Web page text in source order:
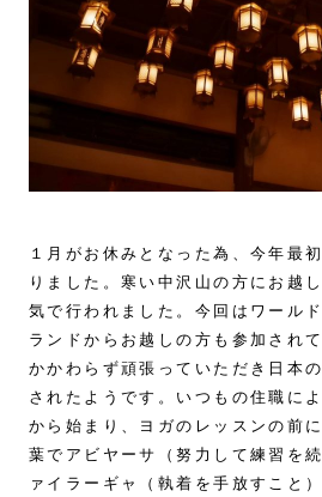
１月がお休みとなった為、今年最
りました。寒い中沢山の方にお越
気で行われました。今回はワール
ランドからお越しの方も参加され
かかわらず頑張っていただき日本
されたようです。いつもの住職に
から始まり、ヨガのレッスンの前
葉でアビヤーサ（努力して練習を
ァイラーギャ（執着を手放すこと